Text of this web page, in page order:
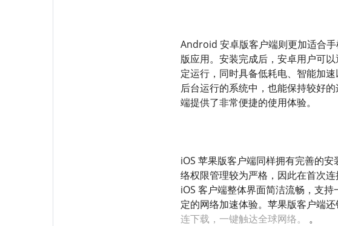
Android 安卓版客户端则更加适合
版应用。安装完成后，安卓用户可
定运行，同时具备低耗电、智能加
后台运行的系统中，也能保持较好
端提供了非常便捷的使用体验。
iOS 苹果版客户端同样拥有完善的
络权限管理较为严格，因此在首次
iOS 客户端整体界面简洁流畅，支
定的网络加速体验。苹果版客户端
连下载，一键触达全球网络。
。